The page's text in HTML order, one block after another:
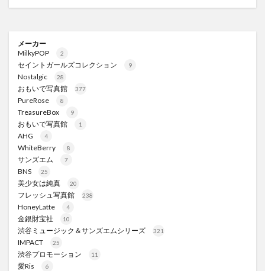
メーカー
MilkyPOP
2
セイントガールズコレクション 9
Nostalgic 28
おもいで写真館 377
PureRose 8
TreasureBox 9
おもいで写真館 1
AHG 4
WhiteBerry 8
サンズエム 7
BNS 25
美少女は純真 20
フレッシュ写真館 238
HoneyLatte 4
金銀財宝社 10
渋谷ミュージック＆サンズエムシリーズ 321
IMPACT 25
渋谷プロモーション 11
愛Ris 6